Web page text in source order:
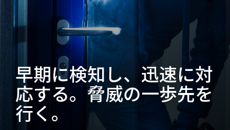
早期に検知し、迅速に対
応する。脅威の一歩先を
行く。